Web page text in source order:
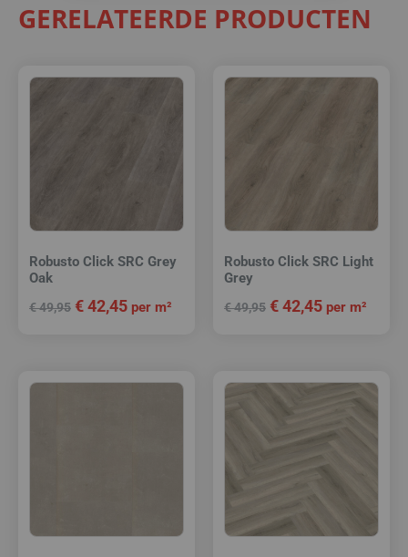
GERELATEERDE PRODUCTEN
Robusto Click SRC Grey
Oak
€49,95 €42,45 per m²
Robusto Click SRC Light
Grey
€49,95 €42,45 per m²